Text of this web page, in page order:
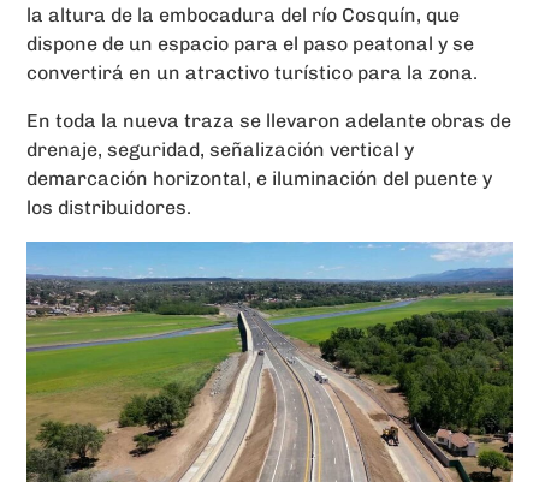
la altura de la embocadura del río Cosquín, que
dispone de un espacio para el paso peatonal y se
convertirá en un atractivo turístico para la zona.
En toda la nueva traza se llevaron adelante obras de
drenaje, seguridad, señalización vertical y
demarcación horizontal, e iluminación del puente y
los distribuidores.